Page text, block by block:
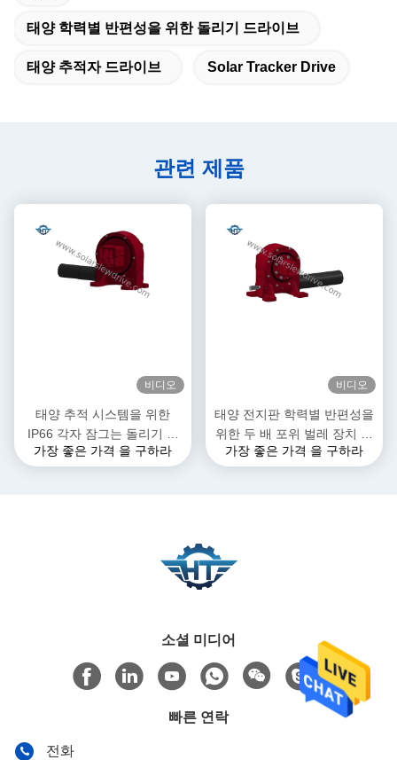
태양 학력별 반편성을 위한 돌리기 드라이브
태양 추적자 드라이브 Solar Tracker Drive
관련 제품
비디오
태양 추적 시스템을 위한
IP66 각자 잠그는 돌리기 드
라이브 흡진기 변속기
가장 좋은 가격 을 구하라
비디오
태양 전지판 학력별 반편성을
위한 두 배 포위 벌레 장치 선
회 드라이브
가장 좋은 가격 을 구하라
소셜 미디어
빠른 연락
전화